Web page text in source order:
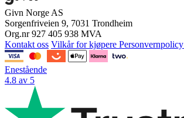
Givn Norge AS
Sorgenfriveien 9, 7031 Trondheim
Org.nr 927 405 938 MVA
Kontakt oss Vilkår for kjøpere Personvernpolicy
Enestående
4.8 av 5